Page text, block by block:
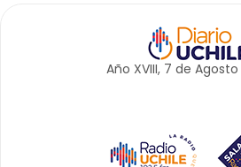
Año XVIII, 7 de Agosto